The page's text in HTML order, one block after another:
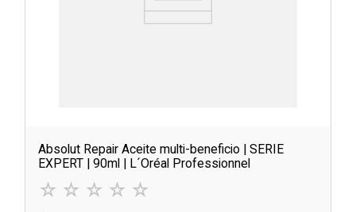
Absolut Repair Aceite multi-beneficio | SERIE
EXPERT | 90ml | L´Oréal Professionnel
☆ ☆ ☆ ☆ ☆